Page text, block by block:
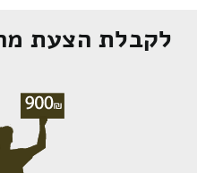
לקבלת הצעת